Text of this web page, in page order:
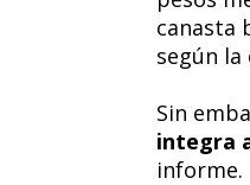
canasta
según
Sin
integra
informe.